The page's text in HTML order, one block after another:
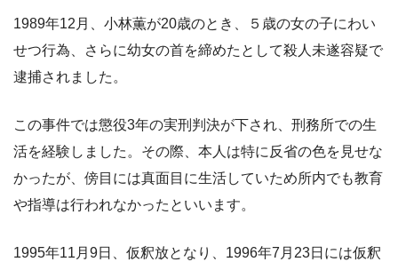
1989年12月、小林薫が20歳のとき、５歳の女の子にわい
せつ行為、さらに幼女の首を締めたとして殺人未遂容疑で
逮捕されました。
この事件では懲役3年の実刑判決が下され、刑務所での生
活を経験しました。その際、本人は特に反省の色を見せな
かったが、傍目には真面目に生活していため所内でも教育
や指導は行われなかったといいます。
1995年11月9日、仮釈放となり、1996年7月23日には仮釈